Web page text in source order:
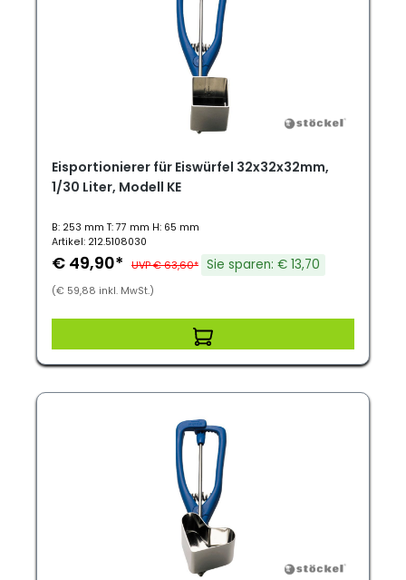
Eisportionierer für Eiswürfel 32x32x32mm,
1/30 Liter, Modell KE
B: 253 mm T: 77 mm H: 65 mm
Artikel: 212.5108030
€ 49,90* UVP € 63,60* Sie sparen: € 13,70
(€ 59,88 inkl. MwSt.)